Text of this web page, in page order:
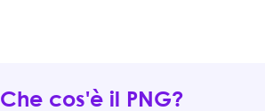
Che cos'è il PNG?